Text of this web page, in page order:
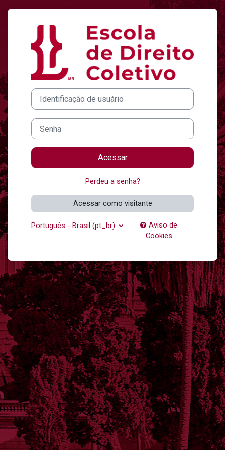
Acesso a
Identificação de usuário
Senha
Acessar
Perdeu a senha?
Acessar como visitante
Português - Brasil ‎(pt_br)‎
Aviso de
Cookies